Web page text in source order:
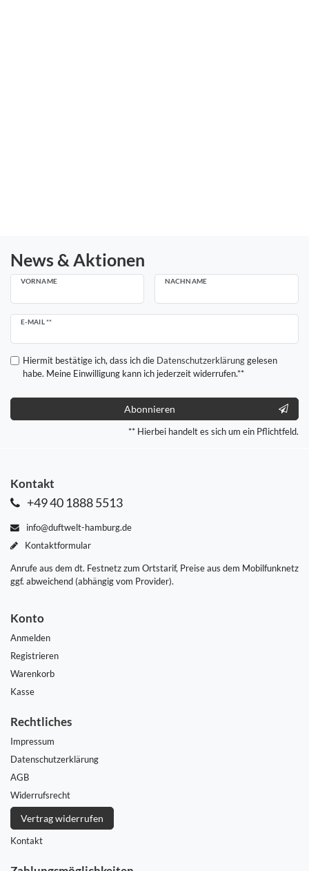
News & Aktionen
VORNAME NACHNAME
E-MAIL **
Newsletter
Hiermit bestätige ich, dass ich die Daten­schutz­erklärunggelesen
habe. Meine Einwilligung kann ich jederzeit widerrufen.**
Abonnieren
** Hierbei handelt es sich um ein Pflichtfeld.
Kontakt
+49 40 1888 5513
info@duftwelt-hamburg.de
Kontaktformular
Anrufe aus dem dt. Festnetz zum Ortstarif, Preise aus dem Mobilfunknetz
ggf. abweichend (abhängig vom Provider).
Konto
Anmelden
Registrieren
Warenkorb
Kasse
Rechtliches
Impressum
Daten­schutz­erklärung
AGB
Widerrufs­recht
Vertrag widerrufen
Kontakt